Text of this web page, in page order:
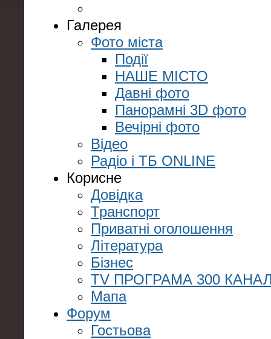
Галерея
Фото міста
Події
НАШЕ МІСТО
Давні фото
Панорамні 3D фото
Вечірні фото
Відео
Радіо і ТБ ONLINE
Корисне
Довідка
Транспорт
Приватні оголошення
Література
Бізнес
TV ПРОГРАМА 300
Мапа
Форум
Гостьова